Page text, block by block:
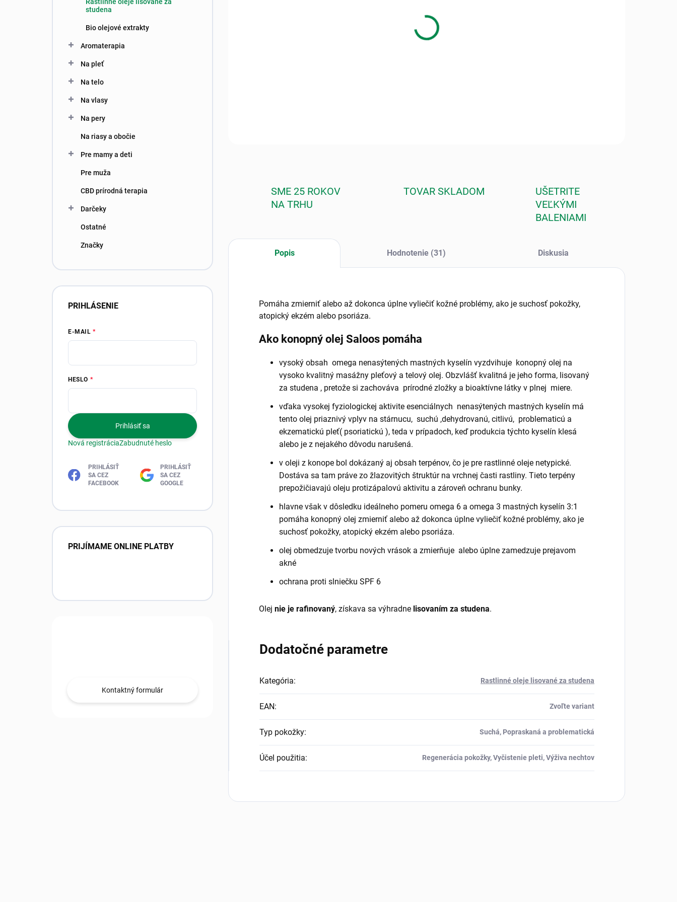
studena
Bio olejové extrakty
Aromaterapia
Na pleť
Na telo
Na vlasy
Na pery
Na riasy a obočie
Pre mamy a deti
Pre muža
CBD prírodná terapia
Darčeky
Ostatné
Značky
PRIHLÁSENIE
E-MAIL
HESLO
Prihlásiť sa
Nová registráciaZabudnuté heslo
PRIHLÁSIŤ
SA CEZ
FACEBOOK
PRIHLÁSIŤ
SA CEZ
GOOGLE
PRIJÍMAME ONLINE PLATBY
Kontaktný formulár
SME 25 ROKOV
NA TRHU
TOVAR SKLADOM
UŠETRITE
VEĽKÝMI
BALENIAMI
Popis Hodnotenie (31) Diskusia
Pomáha zmierniť alebo až dokonca úplne vyliečiť kožné problémy, ako je suchosť pokožky,
atopický ekzém alebo psoriáza.
Ako konopný olej Saloos pomáha
vysoký obsah omega nenasýtených mastných kyselín vyzdvihuje konopný olej na
vysoko kvalitný masážny pleťový a telový olej. Obzvlášť kvalitná je jeho forma, lisovaný
za studena , pretože si zachováva prírodné zložky a bioaktívne látky v plnej miere.
vďaka vysokej fyziologickej aktivite esenciálnych nenasýtených mastných kyselín má
tento olej priaznivý vplyv na stárnucu, suchú ,dehydrovanú, citlivú, problematicú a
ekzematickú pleť( psoriatickú ), teda v prípadoch, keď produkcia týchto kyselín klesá
alebo je z nejakého dôvodu narušená.
v oleji z konope bol dokázaný aj obsah terpénov, čo je pre rastlinné oleje netypické.
Dostáva sa tam práve zo žlazovitých štruktúr na vrchnej časti rastliny. Tieto terpény
prepožičiavajú oleju protizápalovú aktivitu a zároveň ochranu bunky.
hlavne však v dôsledku ideálneho pomeru omega 6 a omega 3 mastných kyselín 3:1
pomáha konopný olej zmierniť alebo až dokonca úplne vyliečiť kožné problémy, ako je
suchosť pokožky, atopický ekzém alebo psoriáza.
olej obmedzuje tvorbu nových vrások a zmierňuje alebo úplne zamedzuje prejavom
akné
ochrana proti slniečku SPF 6
Olej nie je rafinovaný, získava sa výhradne lisovaním za studena.
Dodatočné parametre
Kategória: Rastlinné oleje lisované za studena
EAN: Zvoľte variant
Typ pokožky: Suchá, Popraskaná a problematická
Účel použitia: Regenerácia pokožky, Vyčistenie pleti, Výživa nechtov